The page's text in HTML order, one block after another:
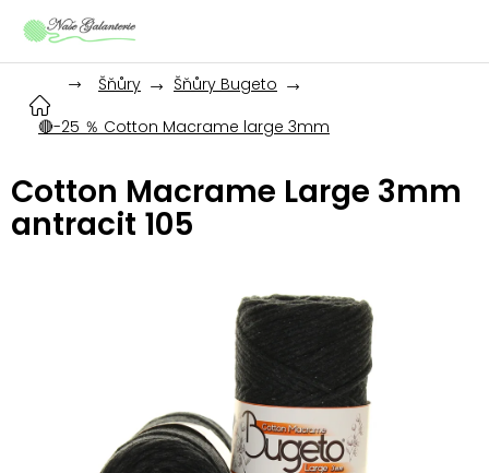
Šňůry
Šňůry Bugeto
🔴-25 ％ Cotton Macrame large 3mm
Cotton Macrame Large 3mm
antracit 105